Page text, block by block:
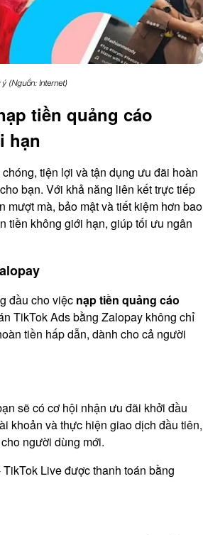
(Nguồn: Internet)
tiền quảng cáo
hạn
tiện lợi và tận dụng ưu đãi hoàn
bạn. Với khả năng liên kết trực tiếp
mượt mà, bảo mật và tiết kiệm hơn bao
tiền không giới hạn, giúp tối ưu ngân
đầu cho việc nạp tiền quảng cáo
TikTok Ads bằng Zalopay không chỉ
tiền hấp dẫn, dành cho cả người
sẽ có cơ hội nhận ưu đãi khởi đầu
khoản và thực hiện giao dịch đầu tiên,
người dùng mới.
Live được thanh toán bằng